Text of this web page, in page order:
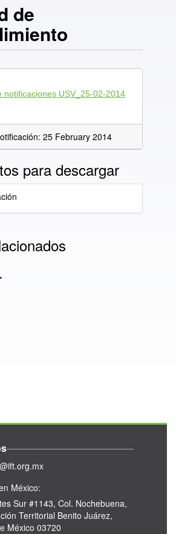
de
notificaciones USV_25-02-2014
25 February 2014
para descargar
México:
Sur #1143, Col. Nochebuena,
Territorial Benito Juárez,
México 03720